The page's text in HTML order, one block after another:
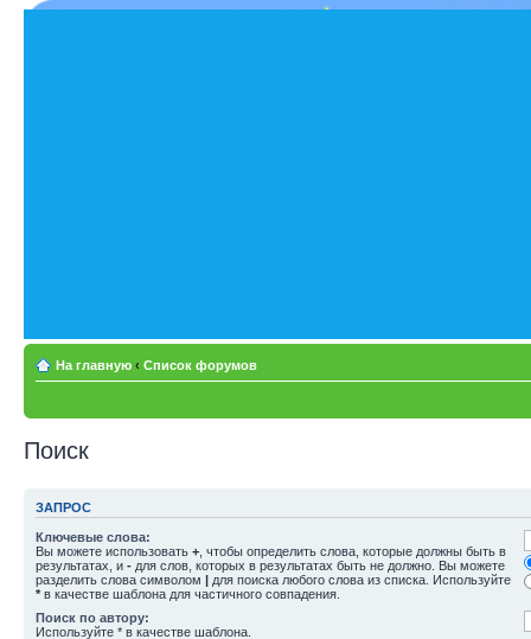
На главную ‹ Список форумов
Поиск
ЗАПРОС
Ключевые слова:
Вы можете использовать + , чтобы определить слова, которые должны быть в
результатах, и - для слов, которых в результатах быть не должно. Вы можете
разделить слова символом | для поиска любого слова из списка. Используйте
* в качестве шаблона для частичного совпадения.
Поиск по автору:
Используйте * в качестве шаблона.